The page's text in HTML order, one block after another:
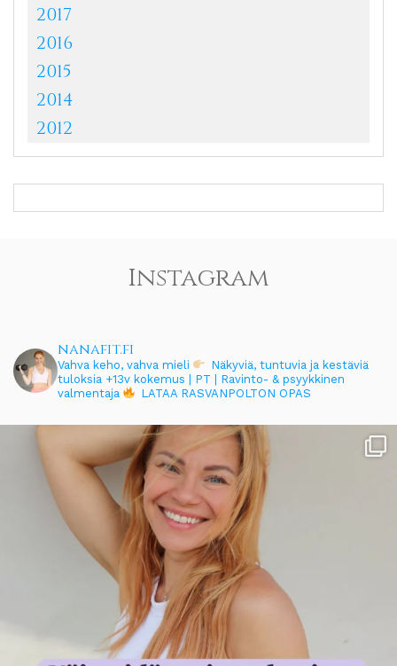
2017
2016
2015
2014
2012
Instagram
nanafit.fi
Vahva keho, vahva mieli
Näkyviä, tuntuvia ja kestäviä
tuloksia +13v kokemus | PT | Ravinto- & psyykkinen
valmentaja
LATAA RASVANPOLTON OPAS